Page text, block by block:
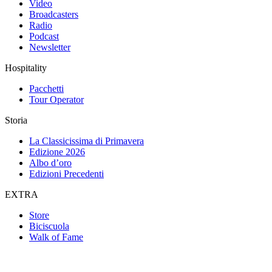
Video
Broadcasters
Radio
Podcast
Newsletter
Hospitality
Pacchetti
Tour Operator
Storia
La Classicissima di Primavera
Edizione 2026
Albo d’oro
Edizioni Precedenti
EXTRA
Store
Biciscuola
Walk of Fame